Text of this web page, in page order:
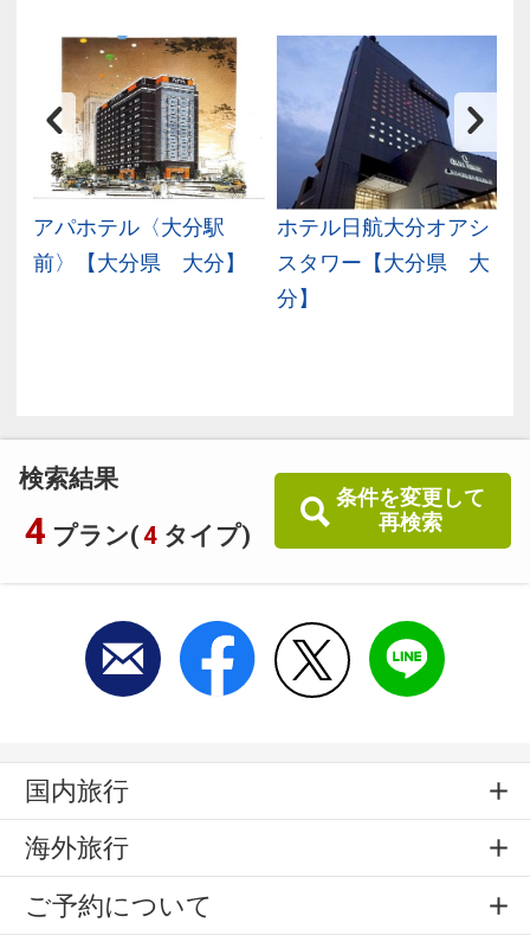
検索結果
4 プラン(4 タイプ)
条件を変更して
再検索
アパホテル〈大分駅
前〉【大分県 大分】
ホテル日航大分オアシ
スタワー【大分県 大
分】
国内旅行
海外旅行
ご予約について